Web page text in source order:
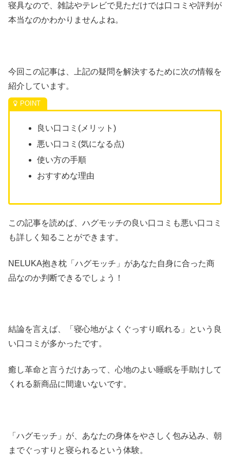
寝具なので、雑誌やテレビで見ただけでは口コミや評判が
本当なのかわかりませんよね。
今回この記事は、上記の疑問を解決するために次の情報を
紹介しています。
良い口コミ(メリット)
悪い口コミ(気になる点)
使い方の手順
おすすめな理由
この記事を読めば、ハグモッチの良い口コミも悪い口コミ
も詳しく知ることができます。
NELUKA抱き枕「ハグモッチ」があなた自身に合った商
品なのか判断できるでしょう！
結論を言えば、「寝心地がよくぐっすり眠れる」という良
い口コミが多かったです。
癒し革命と言うだけあって、心地のよい睡眠を手助けして
くれる新商品に間違いないです。
「ハグモッチ」が、あなたの身体をやさしく包み込み、朝
までぐっすりと寝られるという体験。